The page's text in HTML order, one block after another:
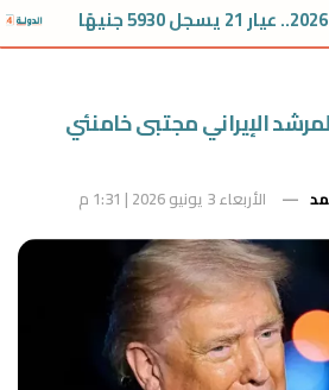
سعر
الإيراني مجتبى خامنئي
الأربعاء 3 يونيو 2026 | 1:31 م